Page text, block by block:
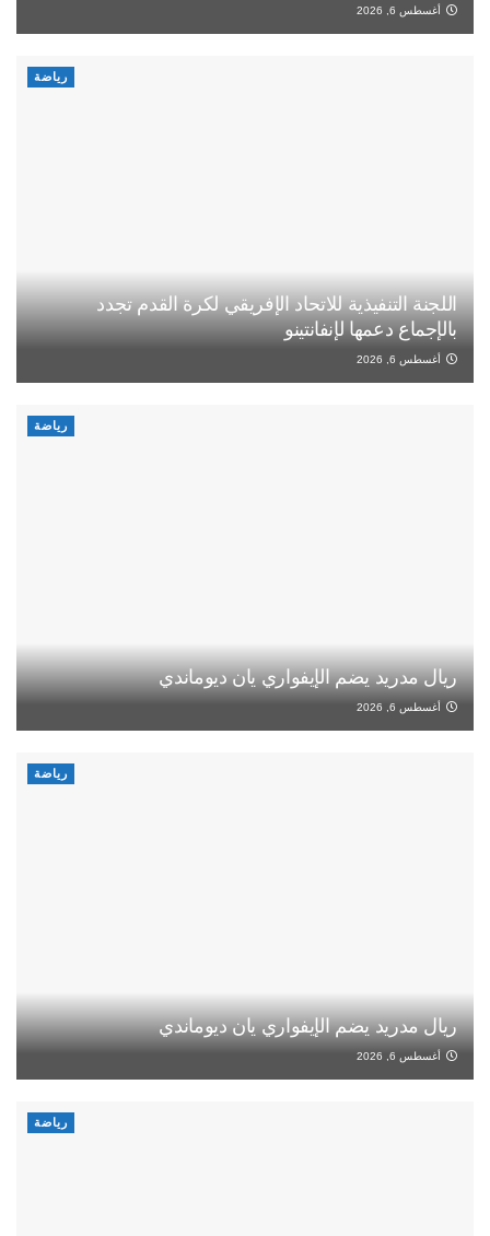
أغسطس 6, 2026
رياضة
اللجنة التنفيذية للاتحاد الإفريقي لكرة القدم تجدد
بالإجماع دعمها لإنفانتينو
أغسطس 6, 2026
رياضة
ريال مدريد يضم الإيفواري يان ديوماندي
أغسطس 6, 2026
رياضة
ريال مدريد يضم الإيفواري يان ديوماندي
أغسطس 6, 2026
رياضة